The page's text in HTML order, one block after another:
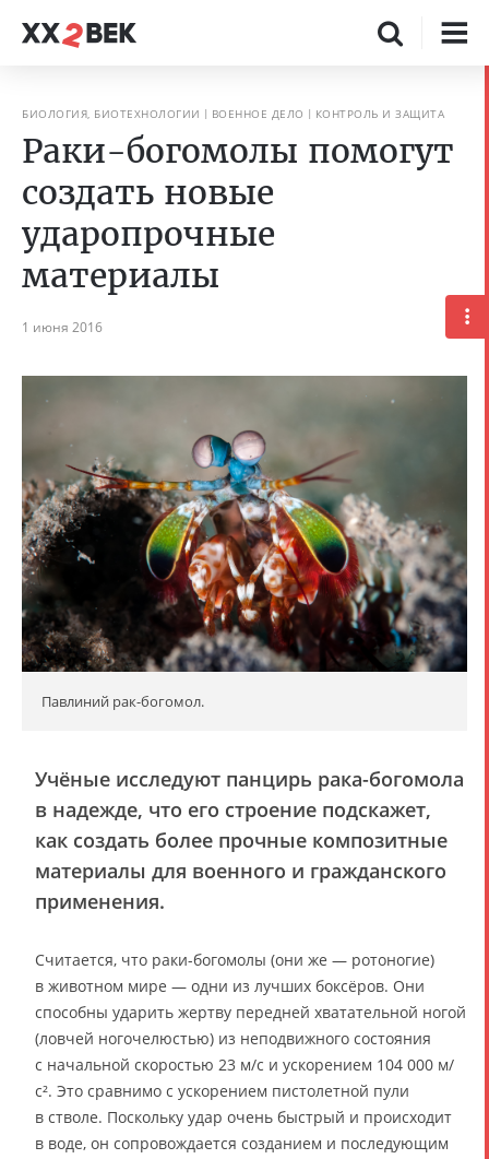
БИОЛОГИЯ, БИОТЕХНОЛОГИИ ВОЕННОЕ ДЕЛО КОНТРОЛЬ И ЗАЩИТА
Раки-богомолы помогут
создать новые
ударопрочные
материалы
1 июня 2016
Павлиний рак-богомол.
Учёные исследуют панцирь рака-богомола
в надежде, что его строение подскажет,
как создать более прочные композитные
материалы для военного и гражданского
применения.
Считается, что раки-богомолы (они же — ротоногие)
в животном мире — одни из лучших боксёров. Они
способны ударить жертву передней хватательной ногой
(ловчей ногочелюстью) из неподвижного состояния
с начальной скоростью 23 м/с и ускорением 104 000 м/
с². Это сравнимо с ускорением пистолетной пули
в стволе. Поскольку удар очень быстрый и происходит
в воде, он сопровождается созданием и последующим